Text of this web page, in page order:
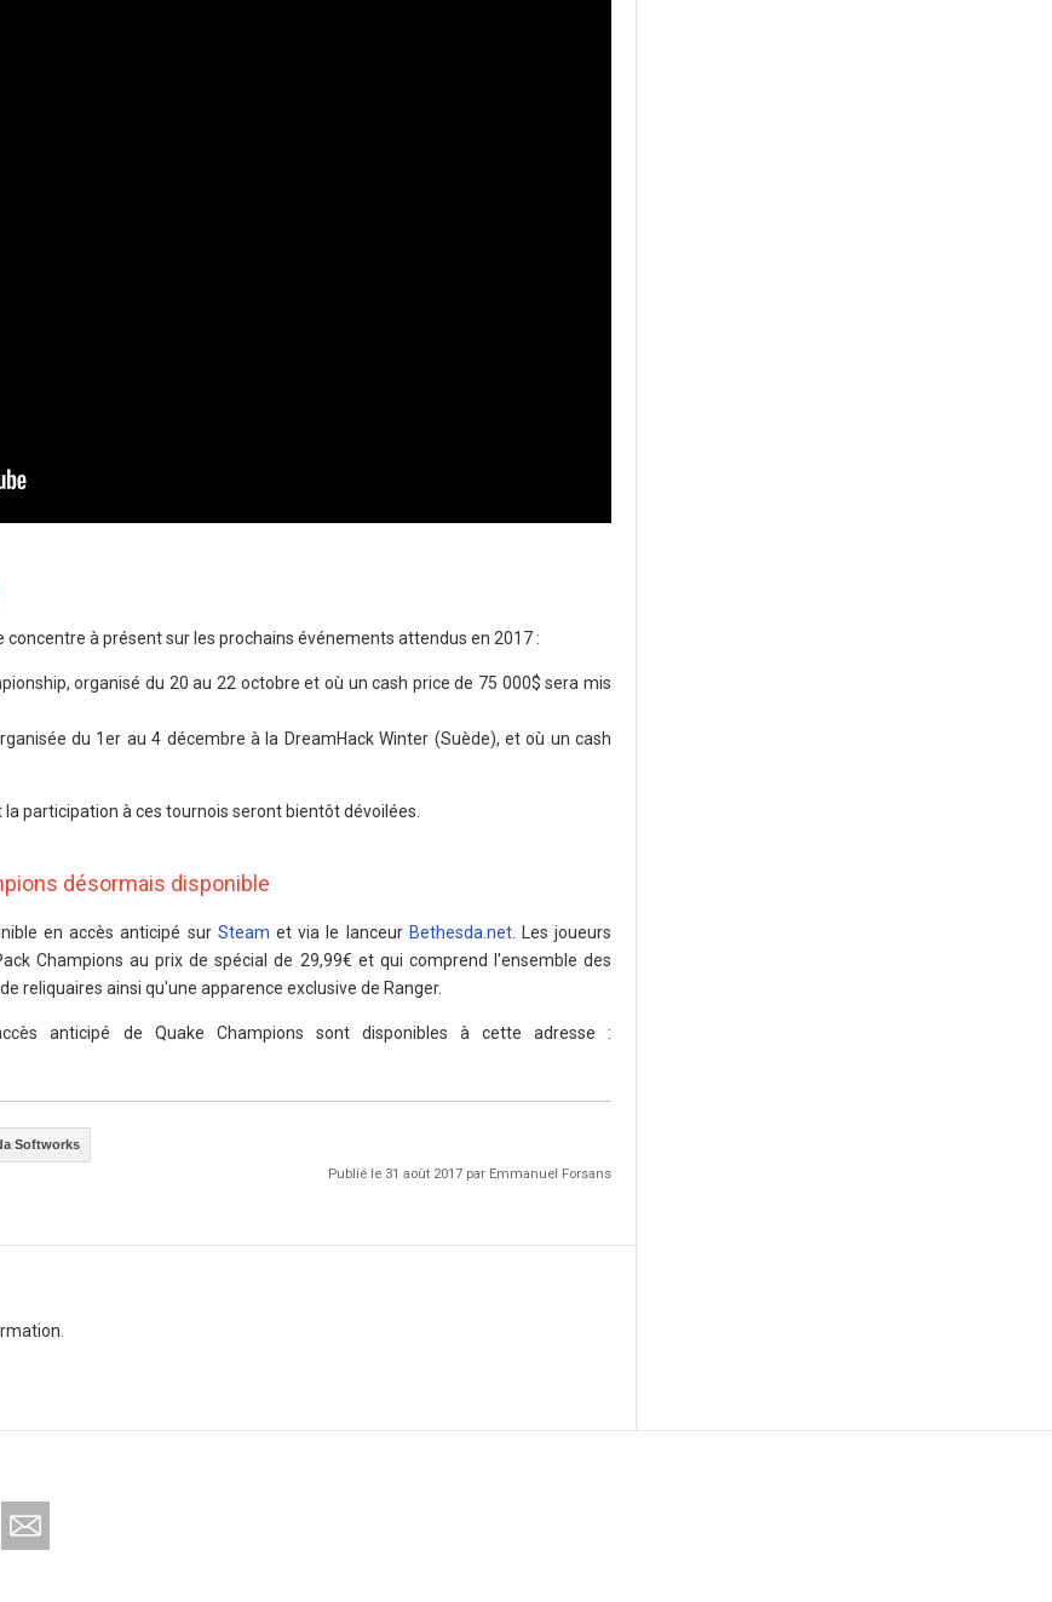
concentre à présent sur les prochains événements attendus en 2017 :
organisé du 20 au 22 octobre et où un cash price de 75 000$ sera mis
du 1er au 4 décembre à la DreamHack Winter (Suède), et où un cash
participation à ces tournois seront bientôt dévoilées.
désormais disponible
en accès anticipé sur Steam et via le lanceur Bethesda.net. Les joueurs
Champions au prix de spécial de 29,99€ et qui comprend l'ensemble des
reliquaires ainsi qu'une apparence exclusive de Ranger.
anticipé de Quake Champions sont disponibles à cette adresse :
Softworks
Publié le 31 août 2017 par Emmanuel Forsans